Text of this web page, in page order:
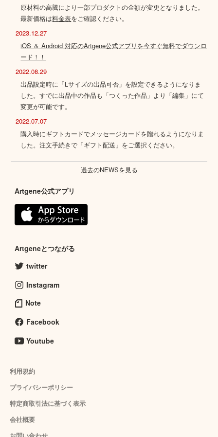
原材料の高騰により一部プロダクトの金額が変更となりました。
最新価格は料金表をご確認ください。
2023.12.27
iOS ＆ Android 対応のArtgene公式アプリを今すぐ無料でダウンロ
ード！！
2022.08.29
出品設定時に「Lサイズの出品可否」を設定できるようになりま
した。すでに出品中の作品も「つくった作品」より「編集」にて
変更が可能です。
2022.07.07
購入時にギフトカードでメッセージカードを贈れるようになりま
した。注文手続きで「ギフト配送」をご選択ください。
過去のNEWSを見る
Artgene公式アプリ
Artgeneとつながる
twitter
Instagram
Note
Facebook
Youtube
利用規約
プライバシーポリシー
特定商取引法に基づく表示
会社概要
お問い合わせ